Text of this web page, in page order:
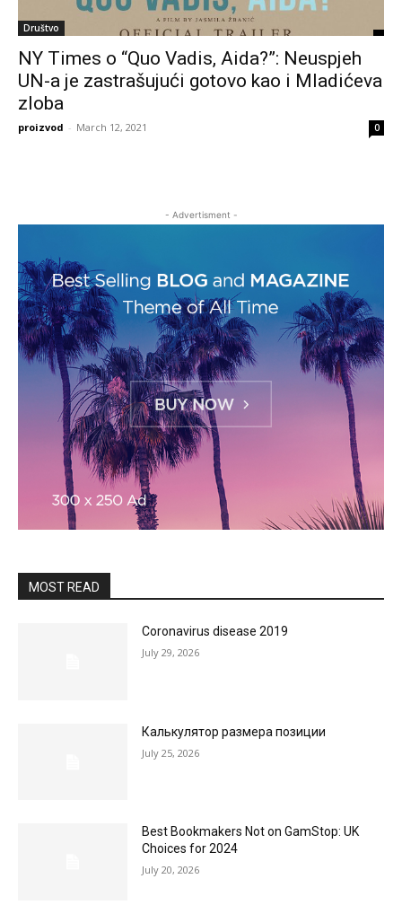
Društvo
NY Times o “Quo Vadis, Aida?”: Neuspjeh
UN-a je zastrašujući gotovo kao i Mladićeva
zloba
proizvod - March 12, 2021 0
- Advertisment -
MOST READ
Coronavirus disease 2019
July 29, 2026
Калькулятор размера позиции
July 25, 2026
Best Bookmakers Not on GamStop: UK
Choices for 2024
July 20, 2026